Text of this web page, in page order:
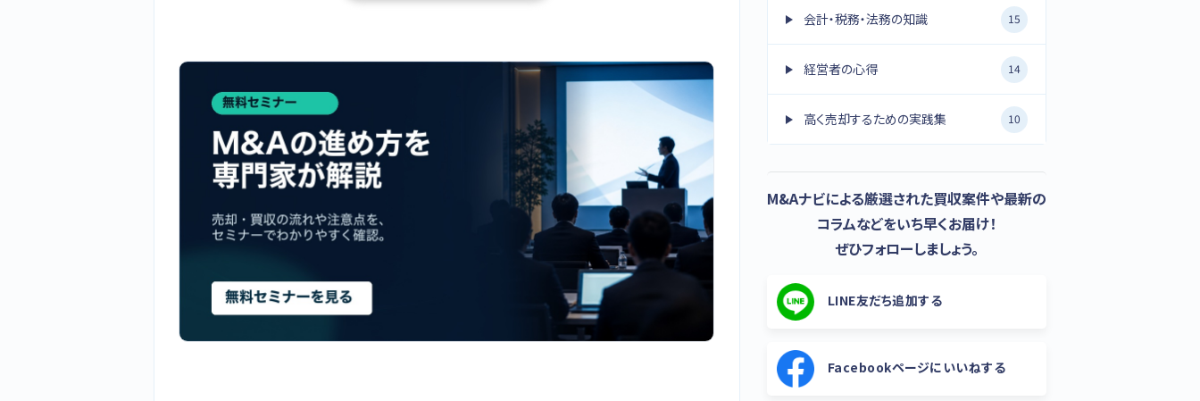
会計・税務・法務の知識 15
経営者の心得 14
高く売却するための実践集 10
M&Aナビによる厳選された買収案件や最新の
コラムなどをいち早くお届け！
ぜひフォローしましょう。
LINE友だち追加する
Facebookページにいいねする